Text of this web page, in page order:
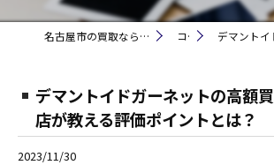
名古屋市の買取なら買取大吉 ミュープラット神宮前 コラム デマントイドガーネットの
デマントイドガーネットの高額
店が教える評価ポイントとは？
2023/11/30